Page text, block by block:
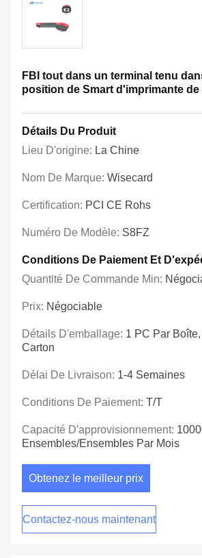
FBI tout dans un terminal tenu
position de Smart d'imprimante de
Détails Du Produit
Lieu D'origine: La Chine
Nom De Marque: Wisecard
Certification: PCI CE Rohs
Numéro De Modèle: S8FZ
Conditions De Paiement Et
Quantité De Commande Min:
Prix: Négociable
Détails D'emballage: 1 PC Par
Carton
Délai De Livraison: 1-4 Semaines
Conditions De Paiement: T/T
Capacité D'approvisionnement:
Ensembles/ensembles Par Mois
Obtenez le meilleur prix
Contactez-nous maintenant